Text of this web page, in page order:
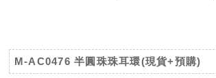
M-AC0476 半圓珠珠耳環(現貨+預購)